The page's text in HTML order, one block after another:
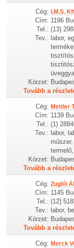
Cég: I.M.S.
Cím: 1196
Tel.: (13)
Tev.: labor,
Körzet:
Tovább a
Cég: Mettler
Cím: 1139
Tel.: (1)
Tev.: labor,
Körzet:
Tovább a
Cég: Zuglói
Cím: 1145
Tel.: (12)
Tev.: labor,
Körzet:
Tovább a
Cég: Merck